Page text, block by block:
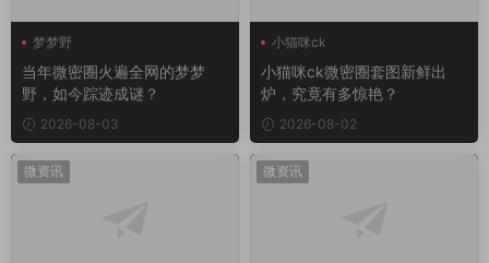
梦梦野
当年微密圈火遍全网的梦梦
野，如今踪迹成谜？
2026-08-03
小猫咪ck
小猫咪ck微密圈套图新鲜出
炉，究竟有多惊艳？
2026-08-02
微资讯 微资讯